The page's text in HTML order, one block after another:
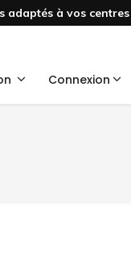
adaptés à vos
Connexion